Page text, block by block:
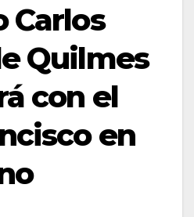
Carlos
Quilmes
con el
en